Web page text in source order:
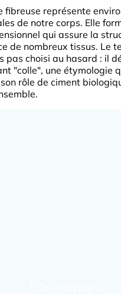
fibreuse représente
de notre corps. Elle
qui assure la
de nombreux tissus. Le
pas choisi au hasard : il
"colle", une étymologie
rôle de ciment